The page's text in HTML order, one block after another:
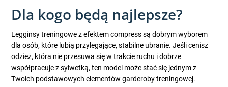
Dla kogo będą najlepsze?
Legginsy treningowe z efektem compress są dobrym wyborem
dla osób, które lubią przylegające, stabilne ubranie. Jeśli cenisz
odzież, która nie przesuwa się w trakcie ruchu i dobrze
współpracuje z sylwetką, ten model może stać się jednym z
Twoich podstawowych elementów garderoby treningowej.